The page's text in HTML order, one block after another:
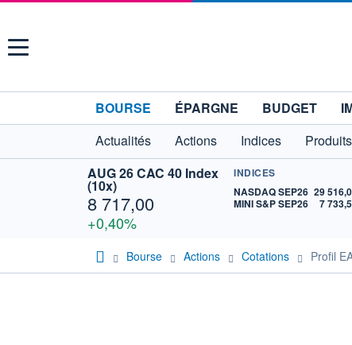
Menu
BOURSE ÉPARGNE BUDGET
Actualités
Actions Indices
AUG 26 CAC 40 Index
(10x)
8 717,00
+0,40%
INDICES
NASDAQ SEP26 29
MINI S&P SEP26
7
Bourse Actions Cotations Profil